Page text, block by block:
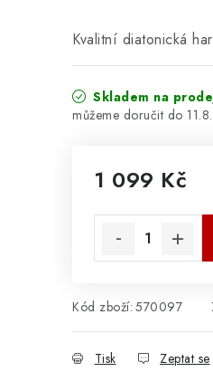
Kvalitní diatonická
Skladem na
1 099 Kč
Kód zboží: 570097
Tisk Zeptat se